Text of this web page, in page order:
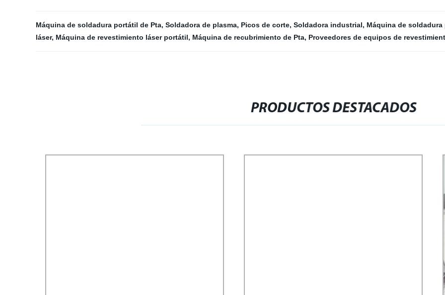
Máquina de soldadura portátil de Pta, Soldadora de plasma, Picos de corte, Soldadora industrial, Máquina de soldadura
láser, Máquina de revestimiento láser portátil, Máquina de recubrimiento de Pta, Proveedores de equipos de
PRODUCTOS DESTACADOS